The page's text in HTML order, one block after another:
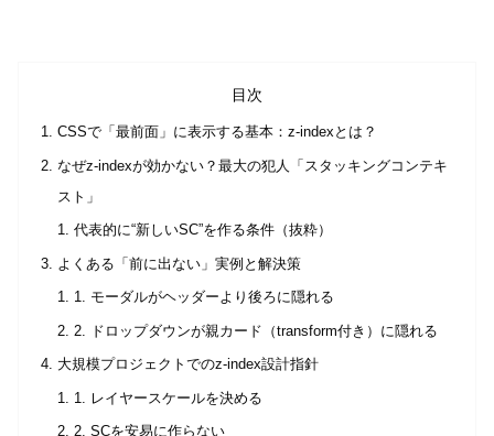
目次
CSSで「最前面」に表示する基本：z-indexとは？
なぜz-indexが効かない？最大の犯人「スタッキングコンテキ
スト」
代表的に“新しいSC”を作る条件（抜粋）
よくある「前に出ない」実例と解決策
1. モーダルがヘッダーより後ろに隠れる
2. ドロップダウンが親カード（transform付き）に隠れる
大規模プロジェクトでのz-index設計指針
1. レイヤースケールを決める
2. SCを安易に作らない